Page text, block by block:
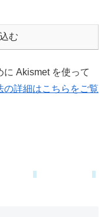
む
Akismet を使って
の詳細はこちらをご覧